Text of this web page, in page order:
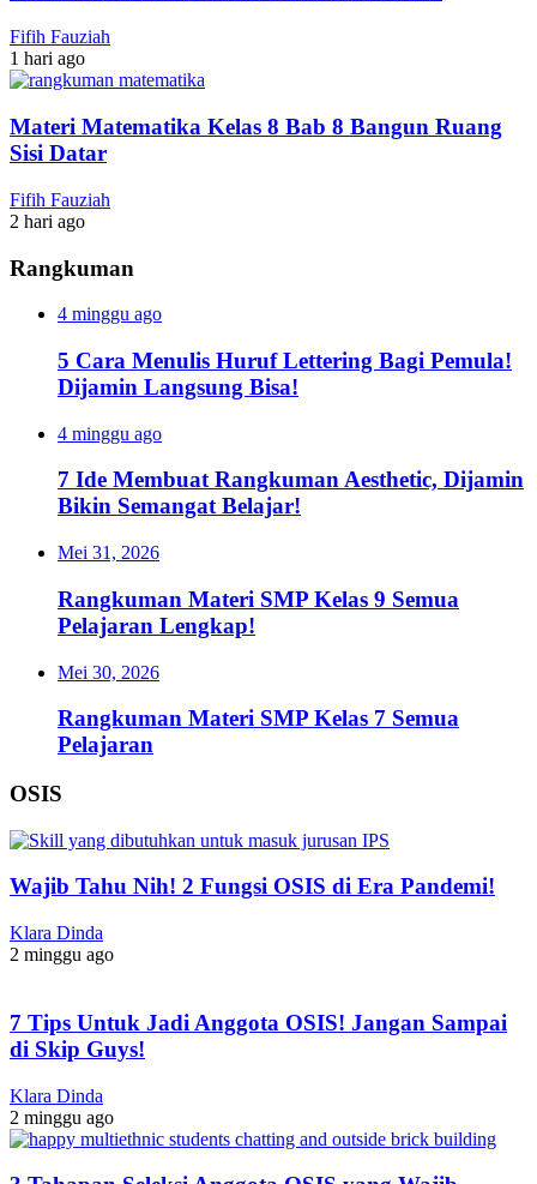
Fifih Fauziah
1 hari ago
Materi Matematika Kelas 8 Bab 8 Bangun Ruang
Sisi Datar
Fifih Fauziah
2 hari ago
Rangkuman
4 minggu ago
5 Cara Menulis Huruf Lettering Bagi Pemula!
Dijamin Langsung Bisa!
4 minggu ago
7 Ide Membuat Rangkuman Aesthetic, Dijamin
Bikin Semangat Belajar!
Mei 31, 2026
Rangkuman Materi SMP Kelas 9 Semua
Pelajaran Lengkap!
Mei 30, 2026
Rangkuman Materi SMP Kelas 7 Semua
Pelajaran
OSIS
Wajib Tahu Nih! 2 Fungsi OSIS di Era Pandemi!
Klara Dinda
2 minggu ago
7 Tips Untuk Jadi Anggota OSIS! Jangan Sampai
di Skip Guys!
Klara Dinda
2 minggu ago